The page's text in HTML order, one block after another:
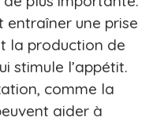
entraîner une prise
la production de
stimule l’appétit.
comme la
aider à